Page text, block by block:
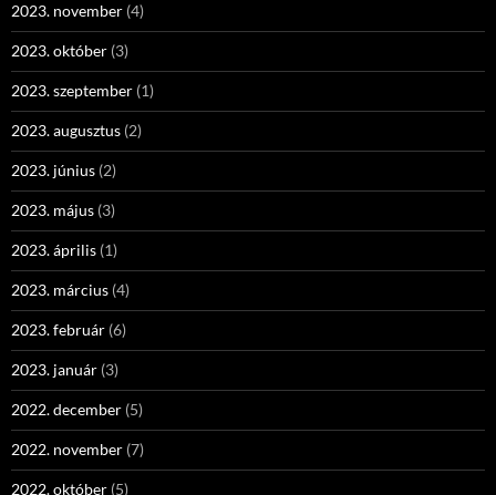
2023. november (4)
2023. október (3)
2023. szeptember (1)
2023. augusztus (2)
2023. június (2)
2023. május (3)
2023. április (1)
2023. március (4)
2023. február (6)
2023. január (3)
2022. december (5)
2022. november (7)
2022. október (5)